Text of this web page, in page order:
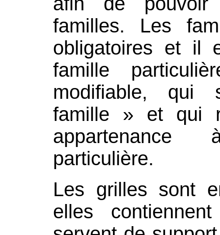
familles. Les
obligatoires et il
famille
modifiable, qui
famille » et qui
particulière.
Les grilles sont
elles